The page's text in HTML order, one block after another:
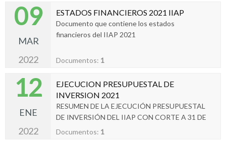
09
MAR
2022
ESTADOS FINANCIEROS 2021 IIAP
Documento que contiene los estados
financieros del IIAP 2021
Documentos: 1
12
ENE
2022
EJECUCION PRESUPUESTAL DE
INVERSION 2021
RESUMEN DE LA EJECUCIÓN PRESUPUESTAL
DE INVERSIÓN DEL IIAP CON CORTE A 31 DE
DICIEMBRE 2021
Documentos: 1